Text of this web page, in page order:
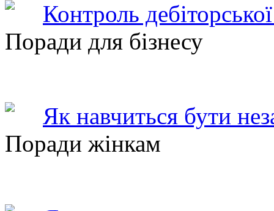
Контроль
Поради для бізнесу
Як навчиться бути
Поради жінкам